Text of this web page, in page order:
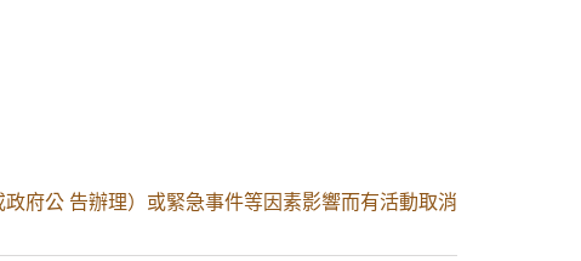
府公 告辦理）或緊急事件等因素影響而有活動取消